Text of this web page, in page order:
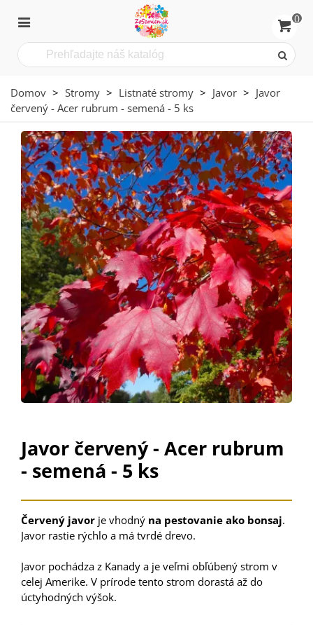
0
Domov > Stromy > Listnaté stromy > Javor > Javor
červený - Acer rubrum - semená - 5 ks
Javor červený - Acer rubrum
- semená - 5 ks
Červený javor je vhodný na pestovanie ako bonsaj.
Javor rastie rýchlo a má tvrdé drevo.
Javor pochádza z Kanady a je veľmi obľúbený strom v
celej Amerike. V prírode tento strom dorastá až do
úctyhodných výšok.